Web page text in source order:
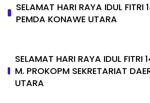
SELAMAT HARI RAYA IDUL
PEMDA KONAWE UTARA
SELAMAT HARI RAYA IDUL
M. PROKOPM SEKRETARIAT
UTARA